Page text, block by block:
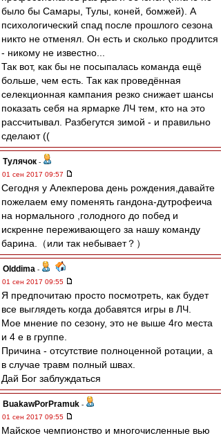
было бы Самары, Тулы, коней, бомжей). А
психологический спад после прошлого сезона
никто не отменял. Он есть и сколько продлится
- никому не известно...
Так вот, как бы не посыпалась команда ещё
больше, чем есть. Так как проведённая
селекционная кампания резко снижает шансы
показать себя на ярмарке ЛЧ тем, кто на это
рассчитывал. Разбегутся зимой - и правильно
сделают ((
Тулячок -
01 сен 2017 09:57
Сегодня у Алекперова день рождения,давайте
пожелаем ему поменять гандона-дутрофеича
на нормального ,голодного до побед и
искренне переживающего за нашу команду
барина.（или так небывает？）
Olddima -
01 сен 2017 09:55
Я предпочитаю просто посмотреть, как будет
все выглядеть когда добавятся игры в ЛЧ.
Мое мнение по сезону, это не выше 4го места
и 4 е в группе.
Причина - отсутствие полноценной ротации, а
в случае травм полный швах.
Дай Бог заблуждаться
BuakawPorPramuk -
01 сен 2017 09:55
Майское чемпионство и многочисленные вью